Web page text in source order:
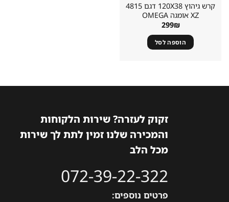
קרש גיהוץ 120X38 דגם 4815
XZ אומגה OMEGA
299₪
הוספה לסל
זקוק לעזרה? שירות הלקוחות
והמכירה שלנו זמין לתת לך שירות
מכל הלב
072-39-22-322
פרטים נוספים: